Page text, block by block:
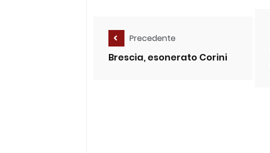
Precedente
Brescia, esonerato Corini